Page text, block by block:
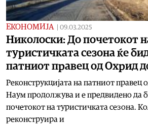
ЕКОНОМИЈА 09.03.2025
Николоски: До почетокот
туристичката сезона ќе
патниот правец од Охрид
Реконструкцијата на патниот правец
Наум продолжува и е предвидено да
почетокот на туристичката сезона.
реконструира и